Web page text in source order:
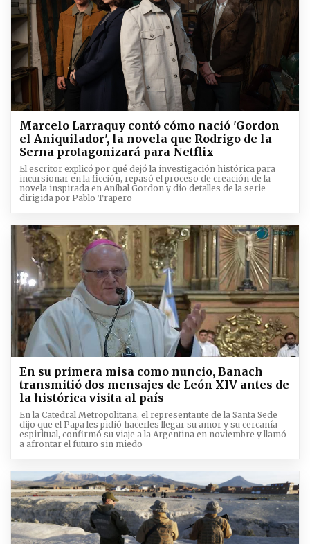
Marcelo Larraquy contó cómo nació 'Gordon
el Aniquilador', la novela que Rodrigo de la
Serna protagonizará para Netflix
El escritor explicó por qué dejó la investigación histórica para
incursionar en la ficción, repasó el proceso de creación de la
novela inspirada en Aníbal Gordon y dio detalles de la serie
dirigida por Pablo Trapero
En su primera misa como nuncio, Banach
transmitió dos mensajes de León XIV antes de
la histórica visita al país
En la Catedral Metropolitana, el representante de la Santa Sede
dijo que el Papa les pidió hacerles llegar su amor y su cercanía
espiritual, confirmó su viaje a la Argentina en noviembre y llamó
a afrontar el futuro sin miedo